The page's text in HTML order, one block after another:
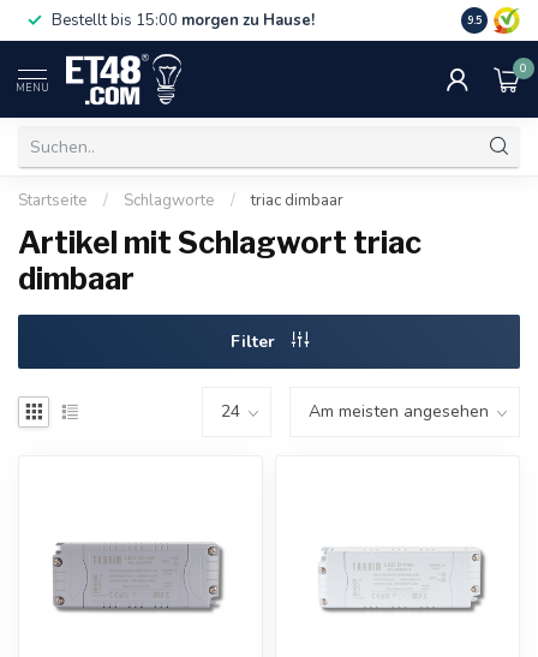
Bestellt bis 15:00 morgen zu Hause! 75 €. Nur
9.5
MENU
0
Startseite / Schlagworte / triac dimbaar
Artikel mit Schlagwort triac
dimbaar
Filter